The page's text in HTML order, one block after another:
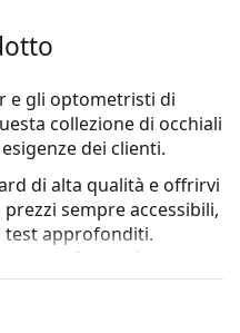
e gli optometristi di
collezione di occhiali
dei clienti.
di alta qualità e offrirvi
sempre accessibili,
test approfonditi.
che fanno sì che le
al viso. La
di modelli